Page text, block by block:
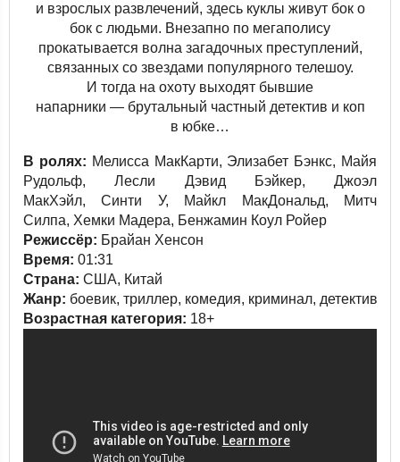
и взрослых развлечений, здесь куклы живут бок о
бок с людьми. Внезапно по мегаполису
прокатывается волна загадочных преступлений,
связанных со звездами популярного телешоу.
И тогда на охоту выходят бывшие
напарники — брутальный частный детектив и коп
в юбке…
В ролях: Мелисса МакКарти, Элизабет Бэнкс, Майя
Рудольф,Лесли Дэвид Бэйкер, Джоэл
МакХэйл,Синти У, Майкл МакДональд,
Митч
Силпа, Хемки Мадера, Бенжамин Коул Ройер
Режиссёр: Брайан Хенсон
Время: 01:31
Страна: США, Китай
Жанр: боевик, триллер, комедия, криминал, детектив
Возрастная категория: 18+